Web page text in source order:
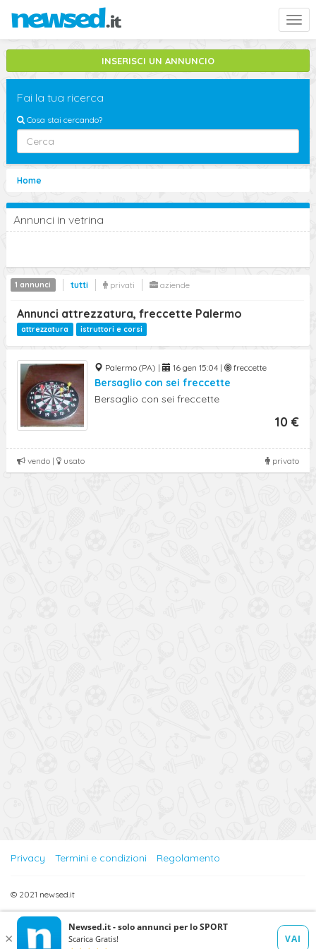
INSERISCI UN ANNUNCIO
Fai la tua ricerca
Cosa stai cercando?
Palermo
freccette
Sottocategorie
cerca
Home
Annunci in vetrina
tutti privati aziende
1 annunci
Annunci attrezzatura, freccette Palermo
attrezzatura istruttori e corsi
Palermo (PA) | 16 gen 15:04 | freccette
Bersaglio con sei freccette
Bersaglio con sei freccette
10 €
privato
vendo | usato
Privacy Termini e condizioni Regolamento
© 2021 newsed.it